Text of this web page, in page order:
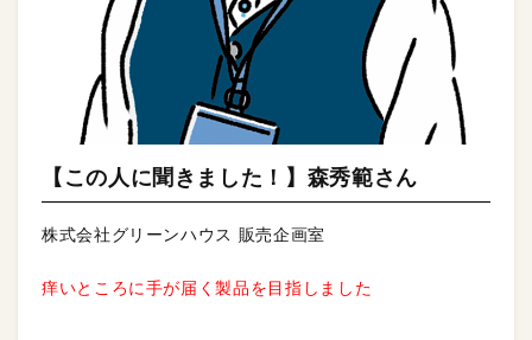
【この人に聞きました！】森秀範さん
株式会社グリーンハウス 販売企画室
痒いところに手が届く製品を目指しました